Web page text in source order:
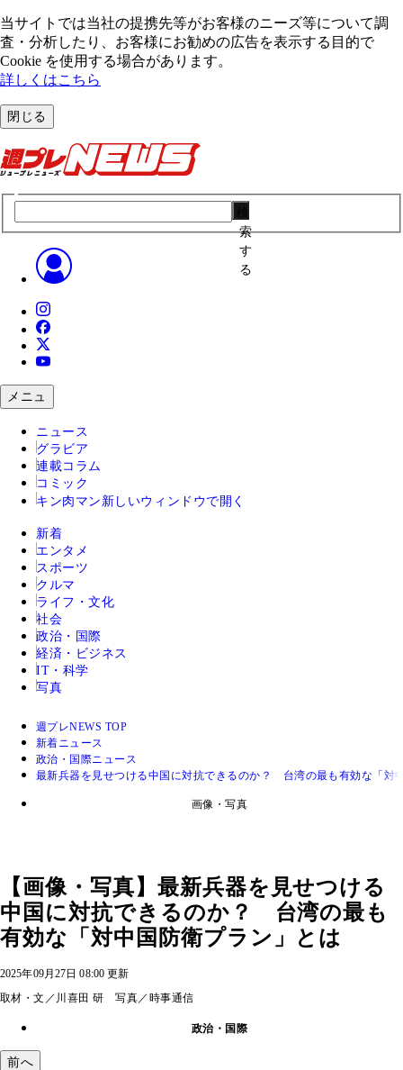
当サイトでは当社の提携先等がお客様のニーズ等について調
査・分析したり、お客様にお勧めの広告を表⽰する⽬的で
Cookie を使⽤する場合があります。
詳しくはこちら
閉じる
索
す
る
メニュ
ニュース
グラビア
連載コラム
コミック
キン肉マン 新しいウィンドウで開く
新着
エンタメ
スポーツ
クルマ
ライフ・文化
社会
政治・国際
経済・ビジネス
IT・科学
写真
週プレNEWS TOP
新着ニュース
政治・国際ニュース
最新兵器を見せつける中国に対抗できるのか？ 台湾の最も有効な「対
画像・写真
【画像・写真】最新兵器を見せつける
中国に対抗できるのか？ 台湾の最も
有効な「対中国防衛プラン」とは
2025年09月27日 08:00 更新
取材・文／川喜田 研 写真／時事通信
政治・国際
前へ